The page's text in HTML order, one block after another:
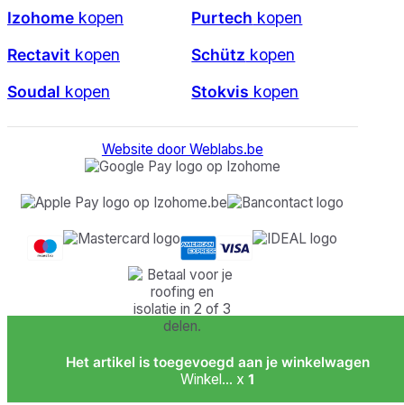
Izohome kopen Purtech kopen
Rectavit kopen Schütz kopen
Soudal kopen Stokvis kopen
Website door Weblabs.be
Het artikel is toegevoegd aan je winkelwagen
Winkel... x1